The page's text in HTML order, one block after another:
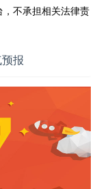
不承担相关法律责
报